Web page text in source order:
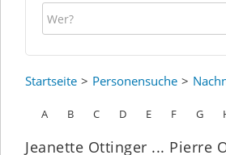
Startseite Personensuche
A B C D E F G
Jeanette Ottinger ... Pierre